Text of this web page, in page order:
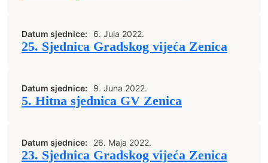
Datum sjednice: 6. Jula 2022.
25. Sjednica Gradskog vijeća Zenica
Datum sjednice: 9. Juna 2022.
5. Hitna sjednica GV Zenica
Datum sjednice: 26. Maja 2022.
23. Sjednica Gradskog vijeća Zenica